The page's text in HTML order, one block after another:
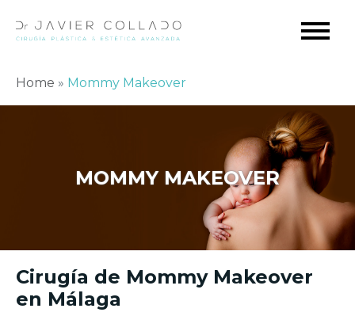
Home » Mommy Makeover
MOMMY MAKEOVER
Cirugía de Mommy Makeover
en Málaga